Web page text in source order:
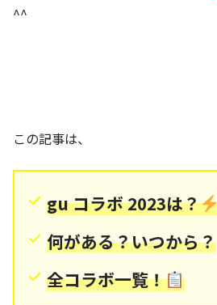
^^
この記事は、
gu コラボ 2023は？
何がある？いつから？
全コラボ一覧！